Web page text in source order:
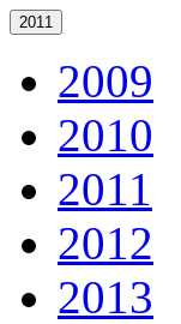
2011
2009
2010
2011
2012
2013